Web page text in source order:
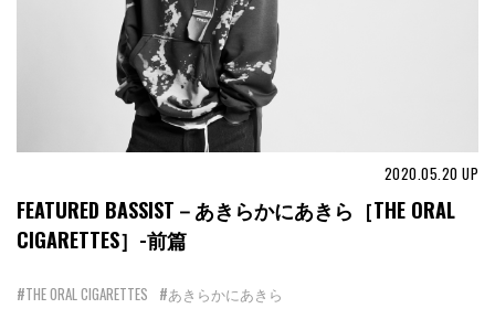
2020.05.20 UP
FEATURED BASSIST－あきらかにあきら［THE ORAL
CIGARETTES］-前篇
#THE ORAL CIGARETTES #あきらかにあきら